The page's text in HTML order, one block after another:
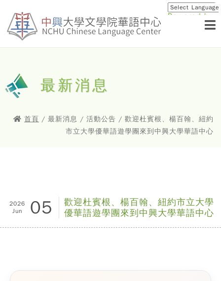
Powered by
最新消息
首頁 / 最新消息 / 活動公告 / 歡迎杜賓根、楊百翰、紐約
市立大學優華語遊學團來到中興大學華語中心
2026
Jun
05
歡迎杜賓根、楊百翰、紐約市立大學
優華語遊學團來到中興大學華語中心